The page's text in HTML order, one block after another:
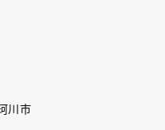
川市